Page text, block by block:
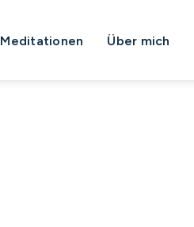
Meditationen Über mich